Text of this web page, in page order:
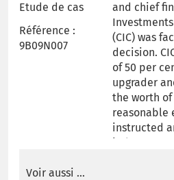
Etude de cas
Référence :
9B09N007
and chief
(CIC) was
decision.
of 50 per
upgrader
the worth of
reasonable
instructed
industry
Voir aussi ...